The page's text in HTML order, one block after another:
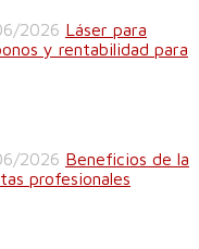
2026 Láser para
y rentabilidad para
2026 Beneficios de la
profesionales